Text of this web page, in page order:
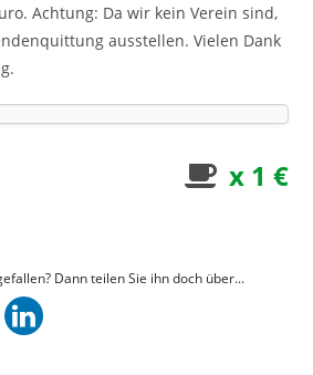
Achtung: Da wir kein Verein sind,
ausstellen. Vielen Dank
x 1 €
Dann teilen Sie ihn doch über...